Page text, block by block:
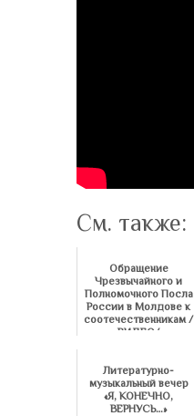
См. также:
Обращение
Чрезвычайного и
Полномочного Посла
России в Молдове к
соотечественникам /
ВИДЕО/
Литературно-
музыкальный вечер
«Я, КОНЕЧНО,
ВЕРНУСЬ…»